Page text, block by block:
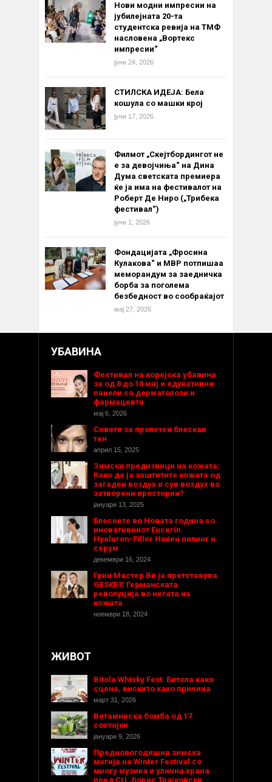
Нови модни импресии на
јубилејната 20-та
студентска ревија на ТМФ
насловена „Вортекс
импресии“
јуни 24, 2026
СТИЛСКА ИДЕЈА: Бела
кошула со машки крој
јуни 17, 2026
Филмот „Скејтбордингот не
е за девојчиња“ на Дина
Дума светската премиера
ќе ја има на фестивалот на
Роберт Де Ниро („Трибека
фестивал“)
јуни 1, 2026
Фондацијата „Фросина
Кулакова“ и МВР потпишаа
меморандум за заедничка
борба за поголема
безбедност во сообраќајот
мај 27, 2026
УБАВИНА
Фестивал на корејска убавина
за од 8 до 10 мај и едукативни
панели со дерматолози и
фармацевти
мај 6, 2026
Совети за пролетен блескав
тен
април 15, 2025
Зимски предизвици на кожата:
Како да ја заштитите кожата од
загаден воздух и сув воздух во
затворени простории?
јануари 13, 2025
Блеснете во Новата година со
иновативниот Eucerin
Hyaluron-Filler Ноќен пилинг и
серум
декември 16, 2024
Грин Мастер Ви ја претставува
GESKE® Германската
револуција во негата на
кожата
ноември 18, 2024
ЖИВОТ
Bitola Whisky Fest: Битола како
сцена, вискито како причина
март 31, 2026
Витаминска бомба од 17
состојки
јануари 9, 2026
Предновогодишнa зимска
магија на Winter Festival со
многу музика и улична храна
пред СЦ „Борис Трајковски